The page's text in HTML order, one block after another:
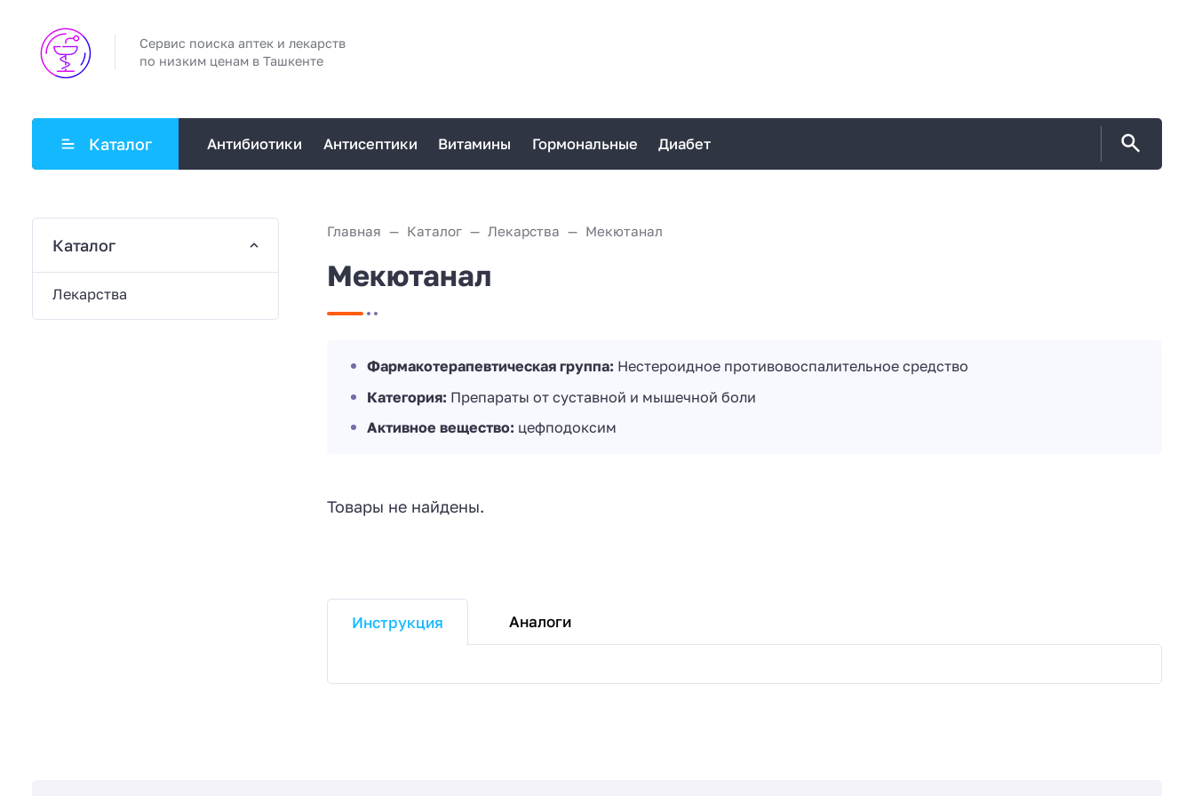
Сервис поиска аптек и лекарств
по низким ценам в Ташкенте
Каталог Антибиотики Антисептики Витамины Гормональные Диабет
Главная Каталог Лекарства Мекютанал
Мекютанал
Фармакотерапевтическая группа: Нестероидное противовоспалительное средство
Категория: Препараты от суставной и мышечной боли
Активное вещество: цефподоксим
Товары не найдены.
Инструкция Аналоги
Каталог
Лекарства